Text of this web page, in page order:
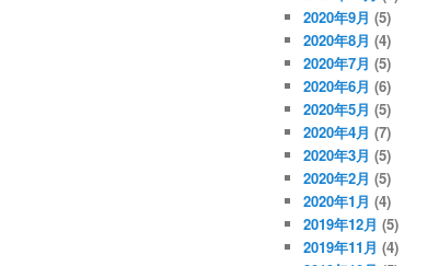
2020年9月 (5)
2020年8月 (4)
2020年7月 (5)
2020年6月 (6)
2020年5月 (5)
2020年4月 (7)
2020年3月 (5)
2020年2月 (5)
2020年1月 (4)
2019年12月 (5)
2019年11月 (4)